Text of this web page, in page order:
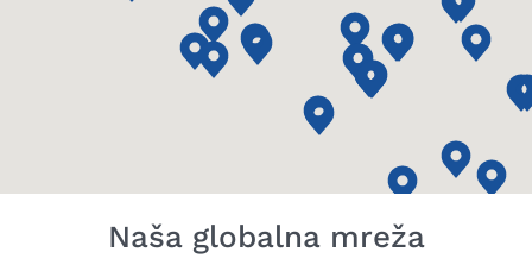
Naša globalna mreža